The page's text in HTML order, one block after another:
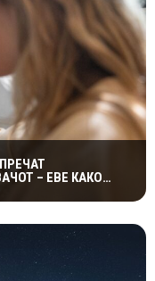
– ЕВЕ КАКО